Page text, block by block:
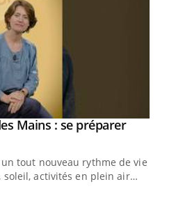
Mains : se préparer
tout nouveau rythme de vie !
soleil, activités en plein air…